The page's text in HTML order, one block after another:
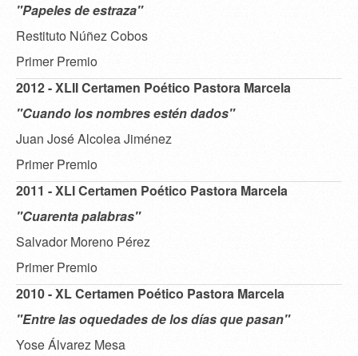
"Papeles de estraza"
Restituto Núñez Cobos
Primer Premio
2012 - XLII Certamen Poético Pastora Marcela
"Cuando los nombres estén dados"
Juan José Alcolea Jiménez
Primer Premio
2011 - XLI Certamen Poético Pastora Marcela
"Cuarenta palabras"
Salvador Moreno Pérez
Primer Premio
2010 - XL Certamen Poético Pastora Marcela
"Entre las oquedades de los días que pasan"
Yose Álvarez Mesa